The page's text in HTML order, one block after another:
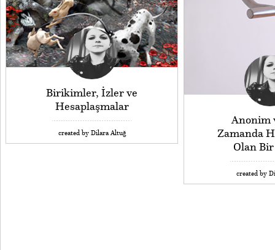
Birikimler, İzler ve
Hesaplaşmalar
created by Dilara Altuğ
Anonim
Zamanda
Olan Bir
created by